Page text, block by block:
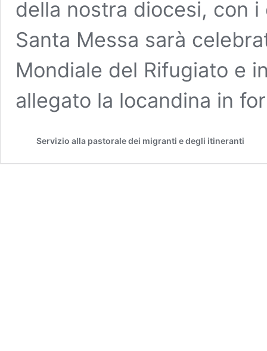
della nostra diocesi, con
Santa Messa sarà
Mondiale del Rifugiato e
allegato la locandina in
Servizio alla pastorale dei migranti e degli itineranti